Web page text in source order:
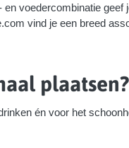
en voedercombinatie geef
vind je een breed
plaatsen?
én voor het